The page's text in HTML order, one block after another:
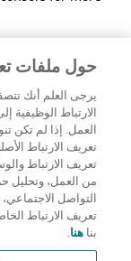
حول ملفات
الارتباط الوظيفية
العمل. إذا لم
تعريف الارتباط
تعريف الارتباط
من العمل، وتحليل
التواصل
تعريف الارتباط
بناهنا.